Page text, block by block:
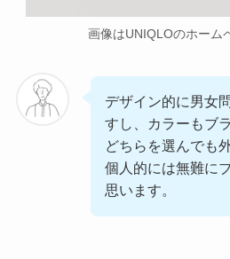
画像はUNIQLOのホーム
デザイン的に男女
すし、カラーもブ
どちらを選んでも
個人的には無難に
思います。